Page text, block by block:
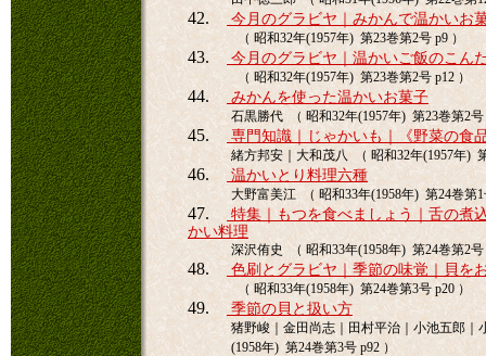
42. 今月のグラビヤ｜みかんで温かいお
（ 昭和32年(1957年) 第23巻第2号 p9 ）
43. 今月のグラビヤ｜温かいご飯のこん
（ 昭和32年(1957年) 第23巻第2号 p12 ）
44. みかんを使った温かいお菓子
石黒勝代 （ 昭和32年(1957年) 第23巻第2号
45. 専門知識｜じゃかいも｜《野菜の食
緒方邦安｜大和茂八 （ 昭和32年(1957年)
46. 温かいとり料理六種
大野富美江 （ 昭和33年(1958年) 第24巻第1
47.
特集｜もつを食べましょう｜舌の煮
かい料理
深沢侑史 （ 昭和33年(1958年) 第24巻第2号
48. 色刷とグラビヤ｜季節の味覚｜貝を
（ 昭和33年(1958年) 第24巻第3号 p20 ）
49. 季節の貝と扱い方
猪野峻｜金田尚志｜田村平治｜小池五郎｜
(1958年) 第24巻第3号 p92 ）